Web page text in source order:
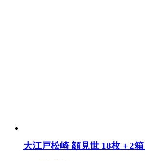
大江戸松崎 顔見世 18枚＋2箱